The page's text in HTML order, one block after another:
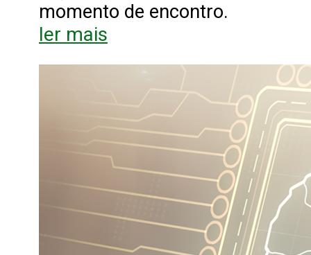
momento de encontro.
ler mais